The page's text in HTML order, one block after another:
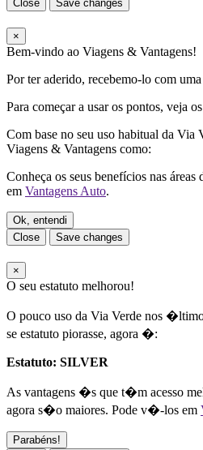
Close Save changes
×
Bem-vindo ao Viagens & Vantagens!
Por ter aderido, recebemo-lo com
Para começar a usar os pontos, veja
Com base no seu uso habitual da Via
Viagens & Vantagens como:
Conheça os seus benefícios nas
em Vantagens Auto.
Ok, entendi
Close
Save changes
×
O seu estatuto melhorou!
O pouco uso da Via Verde nos
se estatuto piorasse, agora �:
Estatuto: SILVER
As vantagens �s que t�m acesso
agora s�o maiores. Pode v�-los em
Parabéns!